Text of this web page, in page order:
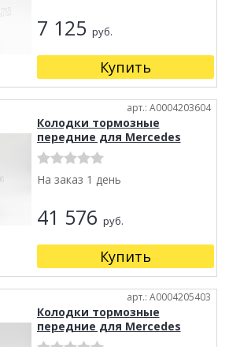
7 125 руб.
Купить
арт.: A0004203604
Колодки тормозные
передние для Mercedes
На заказ 1 день
41 576 руб.
Купить
арт.: A0004205403
Колодки тормозные
передние для Mercedes